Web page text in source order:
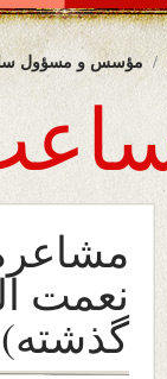
مؤسس و مسؤول
نعمت
گذشته)